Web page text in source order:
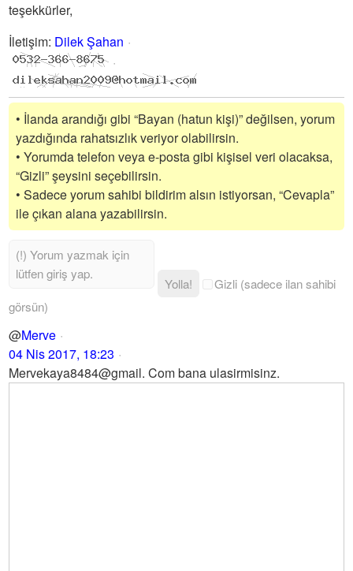
teşekkürler,
İletişim: Dilek Şahan
• İlanda arandığı gibi “Bayan (hatun kişi)” değilsen, yorum
yazdığında rahatsızlık veriyor olabilirsin.
• Yorumda telefon veya e-posta gibi kişisel veri olacaksa,
“Gizli” şeysini seçebilirsin.
• Sadece yorum sahibi bildirim alsın istiyorsan, “Cevapla”
ile çıkan alana yazabilirsin.
Yolla!
Gizli (sadece ilan sahibi
görsün)
@Merve
04 Nis 2017, 18:23
Mervekaya8484@gmail. Com bana ulasirmisinz.